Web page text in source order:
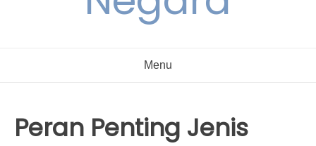
Menu
Peran Penting Jenis